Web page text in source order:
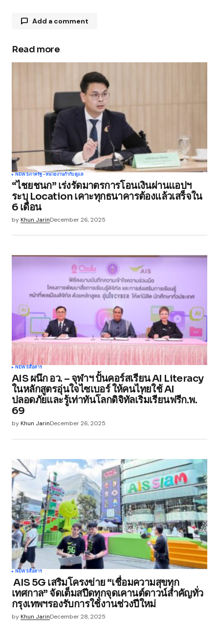
Add a comment
Your email address will not be published.
Required fields are marked
Comment
Your Name*
Your E-mail*
Save my name, email, and website in this
browser for the next time I comment.
Submit Comment
Read more
NEWSภาครัฐ-หน่วยงานกำกับดูแล
“ไชยชนก” เร่งรัดมาตรการโอนเงินผ่านแอปฯ
ระบุ Location เคาะทุกธนาคารต้องแล้วเสร็จใน
6 เดือน
byKhun JarinDecember 26, 2025
NEWSสื่อสาร
AIS ผนึก อว. – จุฬาฯ ปั้นคอร์สเรียน AI Literacy
ในหลักสูตรอุ่นใจไซเบอร์ ให้คนไทยใช้ AI
ปลอดภัยและรู้เท่าทันโลกดิจิทัลเริ่มเรียนฟรีก.พ.
69
byKhun JarinDecember 26, 2025
NEWSสื่อสาร
AIS 5G เสริมโครงข่าย “เชื่อมความสุขทุก
เทศกาล” จัดเต็มสปีดทุกจุดเคานต์ดาวน์สำคัญทั่ว
กรุงเทพฯรองรับการใช้งานช่วงปีใหม่
byKhun JarinDecember 28, 2025